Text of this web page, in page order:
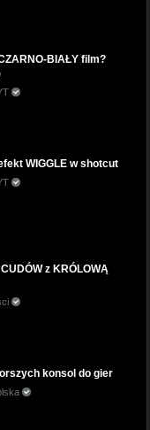
BIAŁY film?
WIGGLE w shotcut
z KRÓLOWĄ
konsol do gier